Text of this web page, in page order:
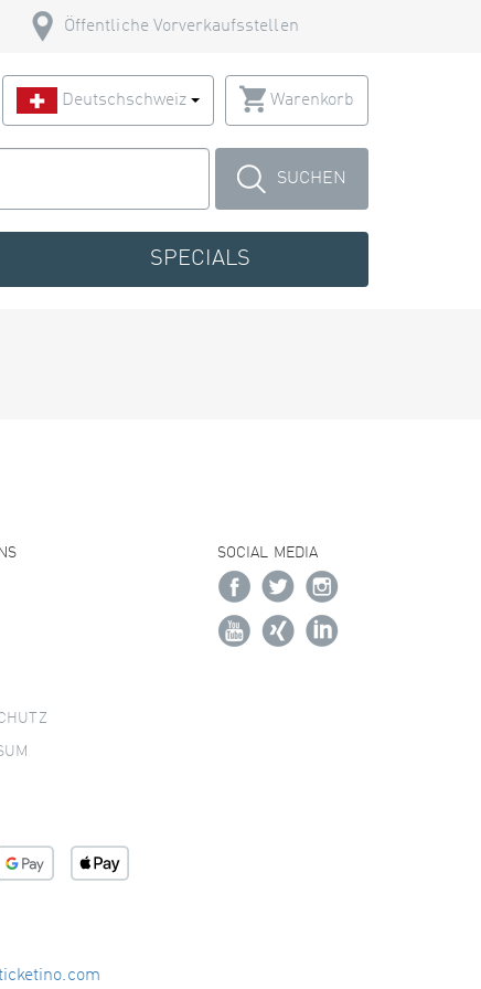
Öffentliche Vorverkaufsstellen
Deutschschweiz Warenkorb
SUCHEN
SPECIALS
SOCIAL MEDIA